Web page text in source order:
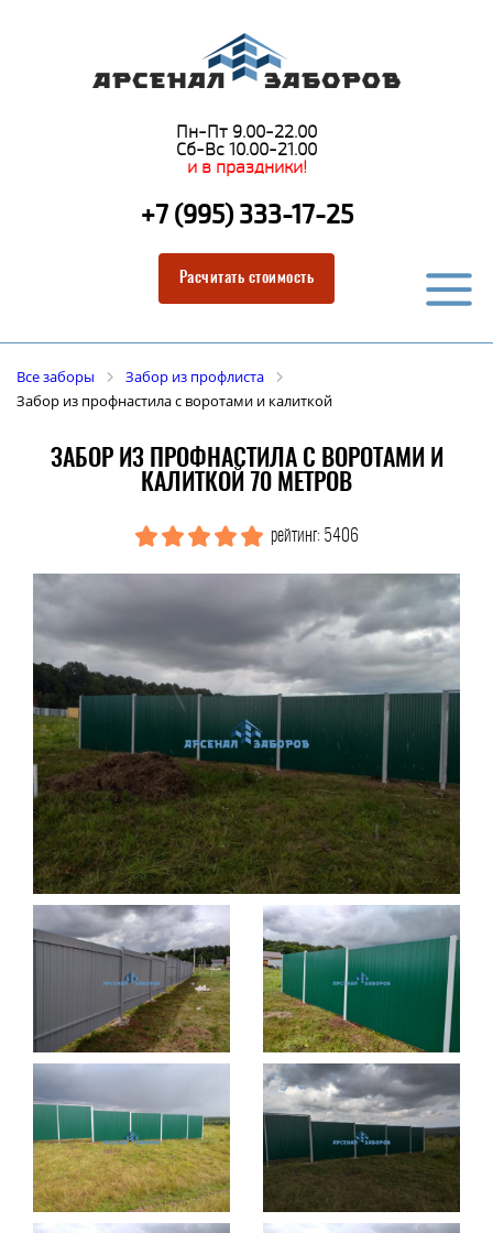
Пн-Пт 9.00-22.00
Сб-Вс 10.00-21.00
и в праздники!
+7 (995) 333-17-25
Расчитать стоимость
Все заборы
Забор из профлиста
Забор из профнастила с воротами и калиткой
ЗАБОР ИЗ ПРОФНАСТИЛА С ВОРОТАМИ И
КАЛИТКОЙ 70 МЕТРОВ
рейтинг: 5406